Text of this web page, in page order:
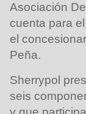
Asociación
cuenta para
el
Peña.
Sherrypol
seis